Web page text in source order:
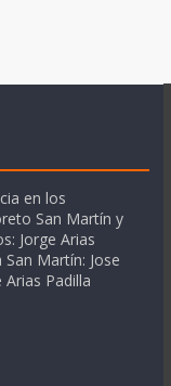
en los
San Martín y
Jorge Arias
Martín: Jose
Arias Padilla